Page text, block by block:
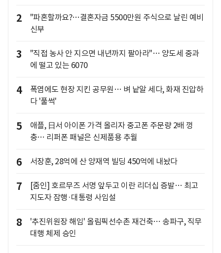
2
"파혼할까요?…결혼자금 5500만원 주식으로 날린 예비
신부
3
"직접 농사 안 지으면 내년까지 팔아라"… 양도세 중과
에 떨고 있는 6070
4
폭염에도 현장 지킨 공무원… 벼 낱알 세다, 화재 진압하
다 '풀썩'
5
애플, 日서 아이폰 가격 올리자 중고폰 주문량 2배 껑
충… 리퍼폰 패널은 신제품용 추월
6 서장훈, 28억에 산 양재역 빌딩 450억에 내놨다
7
[줌인] 호르무즈 서명 앞두고 이란 리더십 증발… 최고
지도자 잠행·대통령 사임설
8
'추진위원장 해임' 올림픽선수촌 재건축… 송파구, 직무
대행 체제 승인